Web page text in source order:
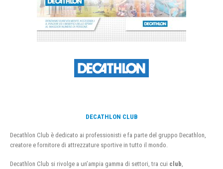
DECATHLON CLUB
Decathlon Club è dedicato ai professionisti e fa parte del gruppo Decathlon,
creatore e fornitore di attrezzature sportive in tutto il mondo.
Decathlon Club si rivolge a un’ampia gamma di settori, tra cui club